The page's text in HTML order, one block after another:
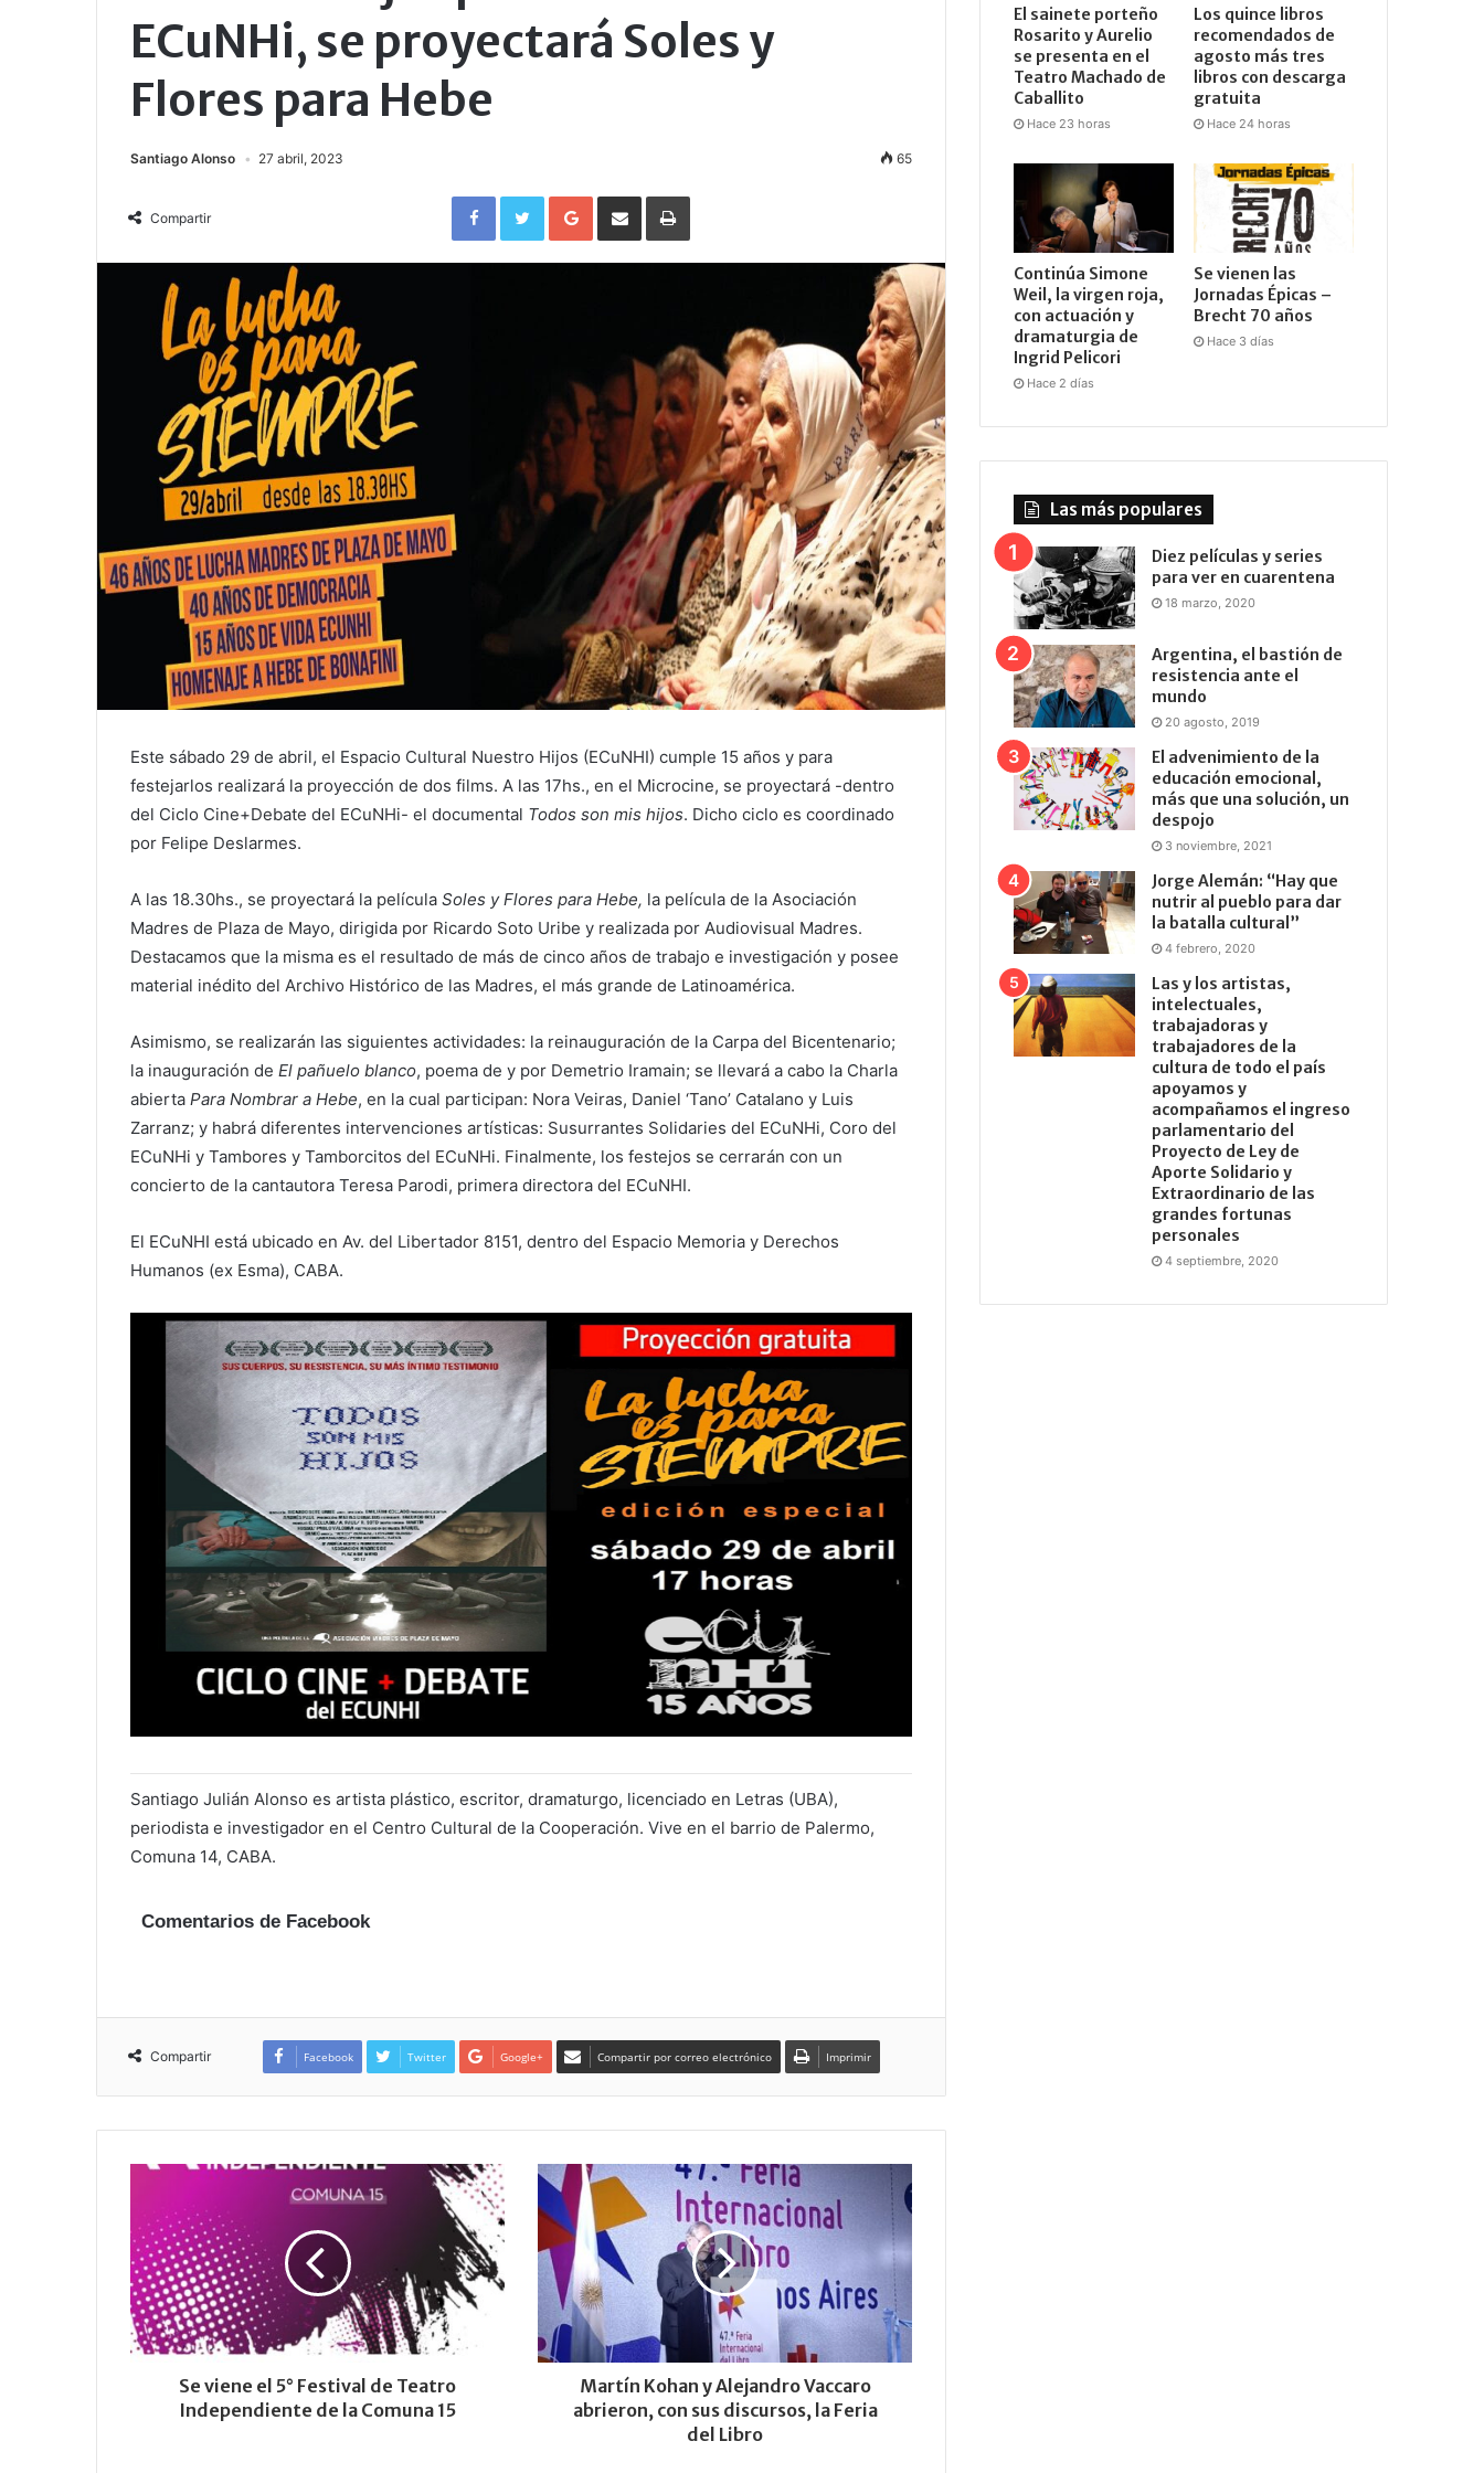
ECuNHi, se proyectará Soles y
Flores para Hebe
Santiago Alonso 27 abril, 2023 65
Compartir
FacebookTwitterGoogle+Compartir por correo electrónicoImprimir
Este sábado 29 de abril, el Espacio Cultural Nuestro Hijos (ECuNHI) cumple 15 años y para
festejarlos realizará la proyección de dos films. A las 17hs., en el Microcine, se proyectará -dentro
del Ciclo Cine+Debate del ECuNHi- el documental Todos son mis hijos. Dicho ciclo es coordinado
por Felipe Deslarmes.
A las 18.30hs., se proyectará la película Soles y Flores para Hebe, la película de la Asociación
Madres de Plaza de Mayo, dirigida por Ricardo Soto Uribe y realizada por Audiovisual Madres.
Destacamos que la misma es el resultado de más de cinco años de trabajo e investigación y posee
material inédito del Archivo Histórico de las Madres, el más grande de Latinoamérica.
Asimismo, se realizarán las siguientes actividades: la reinauguración de la Carpa del Bicentenario;
la inauguración de El pañuelo blanco, poema de y por Demetrio Iramain; se llevará a cabo la Charla
abierta Para Nombrar a Hebe, en la cual participan: Nora Veiras, Daniel ‘Tano’ Catalano y Luis
Zarranz; y habrá diferentes intervenciones artísticas: Susurrantes Solidaries del ECuNHi, Coro del
ECuNHi y Tambores y Tamborcitos del ECuNHi. Finalmente, los festejos se cerrarán con un
concierto de la cantautora Teresa Parodi, primera directora del ECuNHI.
El ECuNHI está ubicado en Av. del Libertador 8151, dentro del Espacio Memoria y Derechos
Humanos (ex Esma), CABA.
Santiago Julián Alonso es artista plástico, escritor, dramaturgo, licenciado en Letras (UBA),
periodista e investigador en el Centro Cultural de la Cooperación. Vive en el barrio de Palermo,
Comuna 14, CABA.
Comentarios de Facebook
Compartir Facebook Twitter Google+ Compartir por correo electrónico Imprimir
Se viene el 5° Festival de Teatro
Independiente de la Comuna 15
Martín Kohan y Alejandro Vaccaro
abrieron, con sus discursos, la Feria
del Libro
El sainete porteño
Rosarito y Aurelio
se presenta en el
Teatro Machado de
Caballito
Hace 23 horas
Los quince libros
recomendados de
agosto más tres
libros con descarga
gratuita
Hace 24 horas
Continúa Simone
Weil, la virgen roja,
con actuación y
dramaturgia de
Ingrid Pelicori
Hace 2 días
Se vienen las
Jornadas Épicas –
Brecht 70 años
Hace 3 días
Las más populares
Diez películas y series
para ver en cuarentena
18 marzo, 2020
Argentina, el bastión de
resistencia ante el
mundo
20 agosto, 2019
El advenimiento de la
educación emocional,
más que una solución, un
despojo
3 noviembre, 2021
Jorge Alemán: “Hay que
nutrir al pueblo para dar
la batalla cultural”
4 febrero, 2020
Las y los artistas,
intelectuales,
trabajadoras y
trabajadores de la
cultura de todo el país
apoyamos y
acompañamos el ingreso
parlamentario del
Proyecto de Ley de
Aporte Solidario y
Extraordinario de las
grandes fortunas
personales
4 septiembre, 2020